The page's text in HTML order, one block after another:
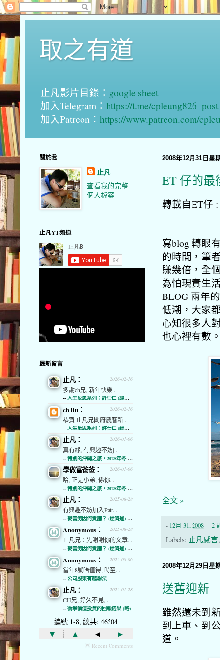
取之有道
止凡影片目錄： google sheet
加入Telegram： https://t.me/cpleung826_post
加入Patreon： https://www.patreon.com/
2008年12月31日星
ET 仔的最
轉載自ET仔 :
寫blog 轉眼
的時間，筆
賺幾倍，全
為怕現實生
BLOG 兩年
低潮，大家
心知很多人
也心裡有數
全文 »
- 12月 31, 2008 2
Labels: 止凡感言
2008年12月29日星
送舊迎新
雖然還未到
到上車、到
道。
關於我
止凡
查看我的完整
個人檔案
止凡YT頻道
最新留言
2026-02-16
止凡：
多謝ch兄, 新年快樂...
-- 人生反思系列：許仕仁 (經濟通)
2026-02-16
ch liu：
恭賀 止凡兄闔府農曆新...
-- 人生反思系列：許仕仁 (經濟通)
2026-01-06
止凡：
真有緣, 有興趣不妨j...
-- 特別的沖繩之旅，2025年冬 (經濟通)
2026-01-06
學做富爸爸：
哈, 正是小弟, 係你...
-- 特別的沖繩之旅，2025年冬 (經濟通)
2025-08-28
止凡：
有興趣不妨加入Patr...
-- 麥當勞因何賣舖？ (經濟通) (略)
2025-08-28
Anonymous：
止凡兄：先謝謝你的文章...
-- 麥當勞因何賣舖？ (經濟通) (略)
2025-08-06
Anonymous：
當年8號唔值得, 時至...
-- 公司股東有趣想法
2025-01-28
止凡：
CH兄, 好久不見, ...
-- 衝擊價值投資的回報結果 (略)
編號 1-8, 總共: 46504
▾ ▴ ◂ ▸
ⓦ Recent Comments